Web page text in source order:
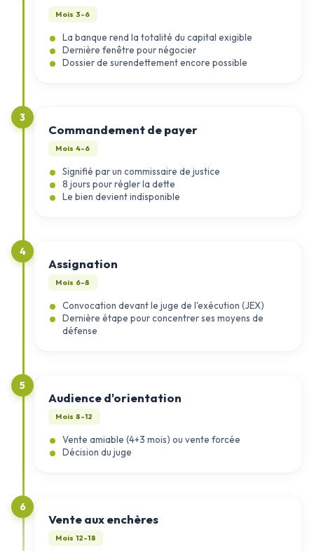
Mois 3-6
La banque rend la totalité du capital exigible
Dernière fenêtre pour négocier
Dossier de surendettement encore possible
3
Commandement de payer
Mois 4-6
Signifié par un commissaire de justice
8 jours pour régler la dette
Le bien devient indisponible
4
Assignation
Mois 6-8
Convocation devant le juge de l'exécution (JEX)
Dernière étape pour concentrer ses moyens de
défense
5
Audience d'orientation
Mois 8-12
Vente amiable (4+3 mois) ou vente forcée
Décision du juge
6
Vente aux enchères
Mois 12-18